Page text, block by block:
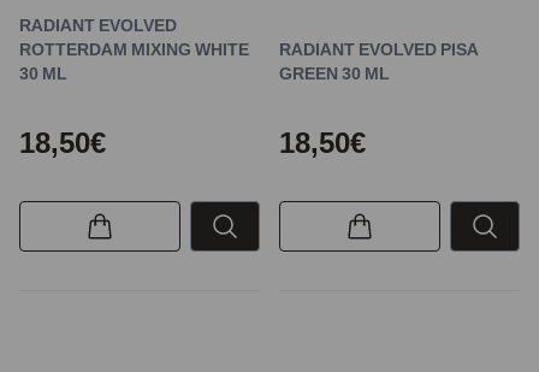
RADIANT EVOLVED
ROTTERDAM MIXING WHITE
30 ML
18,50€
RADIANT EVOLVED PISA
GREEN 30 ML
18,50€